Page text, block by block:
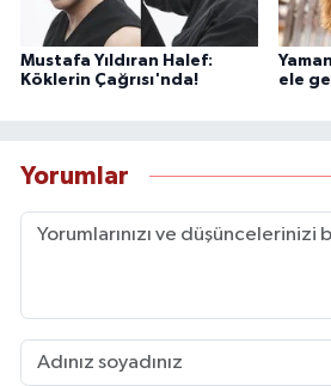
Mustafa Yıldıran Halef:
Köklerin Çağrısı'nda!
ele
Yorumlar